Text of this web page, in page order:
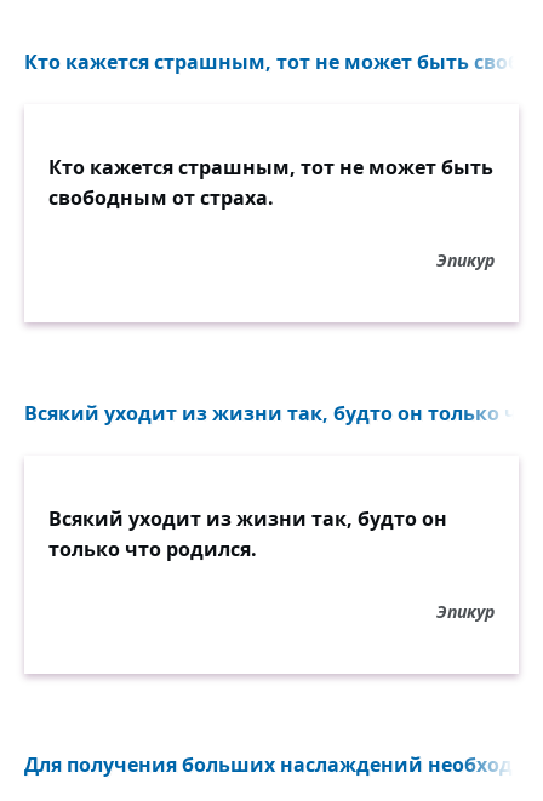
Кто кажется страшным, тот не может быть
Кто кажется страшным, тот не может быть
свободным от страха.
Эпикур
Всякий уходит из жизни так, будто он только
Всякий уходит из жизни так, будто он
только что родился.
Эпикур
Для получения больших наслаждений